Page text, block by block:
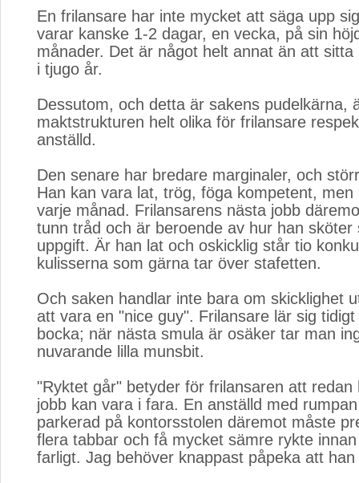
En frilansare har inte mycket att säga upp
varar kanske 1-2 dagar, en vecka, på sin
månader. Det är något helt annat än att
i tjugo år.
Dessutom, och detta är sakens pudelkärna,
maktstrukturen helt olika för frilansare
anställd.
Den senare har bredare marginaler, och
Han kan vara lat, trög, föga kompetent, men
varje månad. Frilansarens nästa jobb
tunn tråd och är beroende av hur han sköter
uppgift. Är han lat och oskicklig står tio
kulisserna som gärna tar över stafetten.
Och saken handlar inte bara om skicklighet
att vara en "nice guy". Frilansare lär sig
bocka; när nästa smula är osäker tar man
nuvarande lilla munsbit.
"Ryktet går" betyder för frilansaren att redan
jobb kan vara i fara. En anställd med
parkerad på kontorsstolen däremot måste
flera tabbar och få mycket sämre rykte
farligt. Jag behöver knappast påpeka att